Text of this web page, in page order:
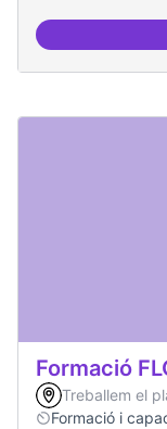
Formació
Treballem el
Formació i